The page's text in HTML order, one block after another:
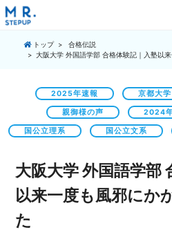
トップ
合格伝説
大阪大学 外国語学部 合格体験記｜入塾以
2025年速報 京都大学
親御様の声 2024
国公立理系 国公立文系
大阪大学 外国語学部
以来一度も風邪にか
た